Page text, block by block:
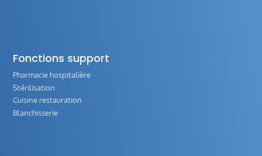
Fonctions support
Pharmacie hospitalière
Stérilisation
Cuisine restauration
Blanchisserie